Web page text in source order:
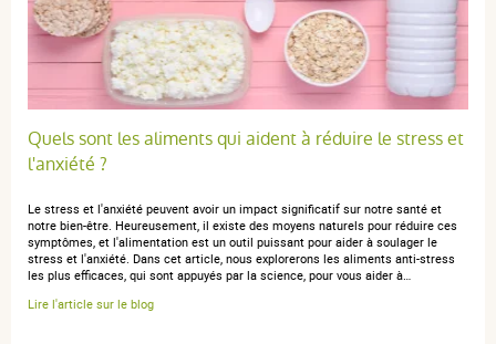
2 étoiles
1 étoile
Trier l'affichage des avis
Ljudmila S.publié le 23 août 2025 suite à une commande du 27
juillet 2025
5 / 5
Quels sont les aliments qui aident à réduire le stress et
l'anxiété ?
Le stress et l'anxiété peuvent avoir un impact significatif sur notre santé et
notre bien-être. Heureusement, il existe des moyens naturels pour réduire ces
symptômes, et l'alimentation est un outil puissant pour aider à soulager le
stress et l'anxiété. Dans cet article, nous explorerons les aliments anti-stress
les plus efficaces, qui sont appuyés par la science, pour vous aider à…
Lire l'article sur le blog